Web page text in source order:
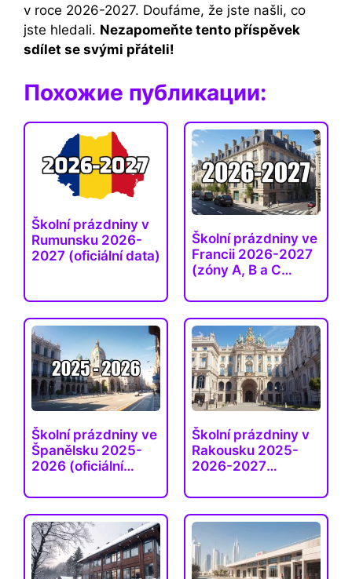
v roce 2026-2027. Doufáme, že jste našli, co
jste hledali. Nezapomeňte tento příspěvek
sdílet se svými přáteli!
Похожие публикации:
Školní prázdniny v
Rumunsku 2026-
2027 (oficiální data)
Školní prázdniny ve
Francii 2026-2027
(zóny A, B a C…
Školní prázdniny ve
Španělsku 2025-
2026 (oficiální
Školní prázdniny v
Rakousku 2025-
2026-2027